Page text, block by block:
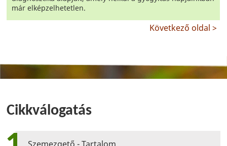
már elképzelhetetlen.
Következő oldal >
Cikkválogatás